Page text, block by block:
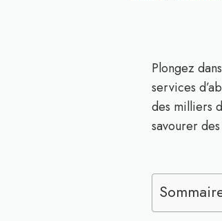
Plongez
services
des milliers
savourer